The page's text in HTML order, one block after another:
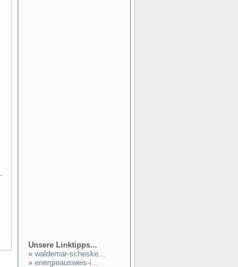
Unsere Linktipps...
» waldemar-scheske...
» energieausweis-i...